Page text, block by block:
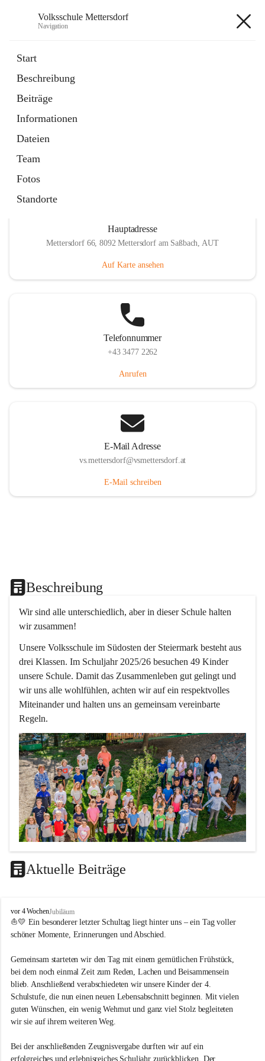
Volksschule Mettersdorf
Navigation
Start
Beschreibung
Beiträge
Informationen
Dateien
Team
Fotos
Standorte
Externe Webseite
in
Tab
Termine
Artikel
öffnet
in
neuem
Tab
Hauptadresse
Mettersdorf 66, 8092 Mettersdorf am Saßbach, AUT
Auf Karte ansehen
Telefonnummer
+43 3477 2262
Anrufen
E-Mail Adresse
vs.mettersdorf@vsmettersdorf.at
E-Mail schreiben
Beschreibung
Wir sind alle unterschiedlich, aber in dieser Schule halten
wir zusammen!
Unsere Volksschule im Südosten der Steiermark besteht aus
drei Klassen. Im Schuljahr 2025/26 besuchen 49 Kinder
unsere Schule. Damit das Zusammenleben gut gelingt und
wir uns alle wohlfühlen, achten wir auf ein respektvolles
Miteinander und halten uns an gemeinsam vereinbarte
Regeln.
Unterrichtsqualität
Es ist uns wichtig …
durch das Angebot verschiedener Unterrichtsformen
ein motiviertes Lernklima zu schaffen.
Grundtechniken zu vermitteln und zu üben.
die Selbsttätigkeit der SchülerInnen zu fördern.
dass die SchülerInnen ihre Stärken erkennen und ihre
durch ein Angebot verschiedener Lern-, Spiel- und
Erholungsbereiche die individuellen Bedürfnisse und
Aktuelle Beiträge
V
o
l
s
s
c
h
u
l
e
t
vor 4 WochenJubiläum
⛵💛 Ein besonderer letzter Schultag liegt hinter uns – ein Tag voller
schöner Momente, Erinnerungen und Abschied.
Gemeinsam starteten wir den Tag mit einem gemütlichen Frühstück,
bei dem noch einmal Zeit zum Reden, Lachen und Beisammensein
blieb. Anschließend verabschiedeten wir unsere Kinder der 4.
Schulstufe, die nun einen neuen Lebensabschnitt beginnen. Mit vielen
guten Wünschen, ein wenig Wehmut und ganz viel Stolz begleiteten
wir sie auf ihrem weiteren Weg.
Bei der anschließenden Zeugnisvergabe durften wir auf ein
erfolgreiches und erlebnisreiches Schuljahr zurückblicken. Der